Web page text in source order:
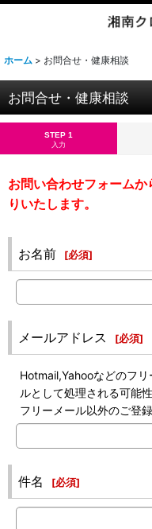
ホーム > お問合せ・健康相談
お問合せ・健康相談
STEP 1
入力
お問い合わせフォーム
りいたします。
お名前 [必須]
メールアドレス [必須]
Hotmail,Yahooなどのフ
ルとして処理される可能
フリーメール以外のご登
件名 [必須]